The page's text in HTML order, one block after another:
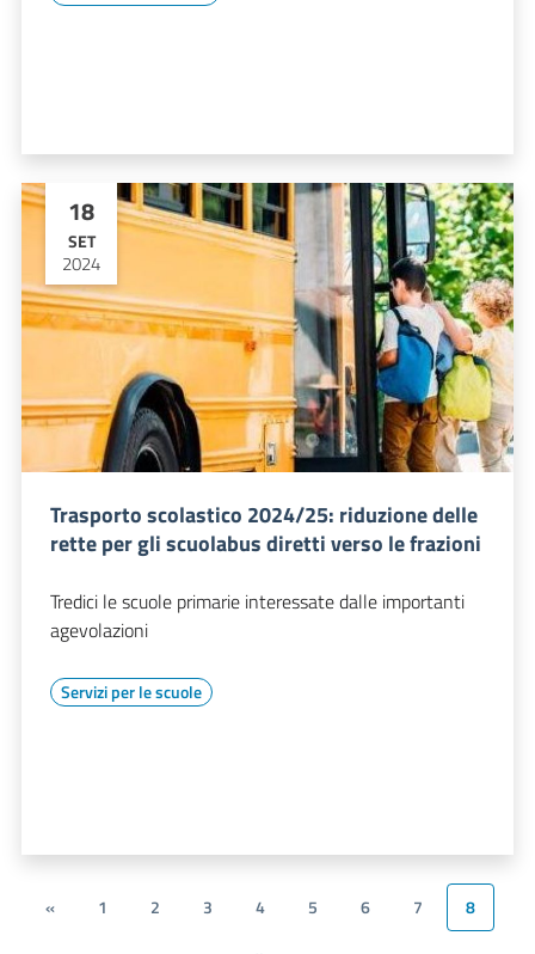
18
SET
2024
Trasporto scolastico 2024/25: riduzione delle
rette per gli scuolabus diretti verso le frazioni
Tredici le scuole primarie interessate dalle importanti
agevolazioni
Servizi per le scuole
« 1 2 3 4 5 6 7
8